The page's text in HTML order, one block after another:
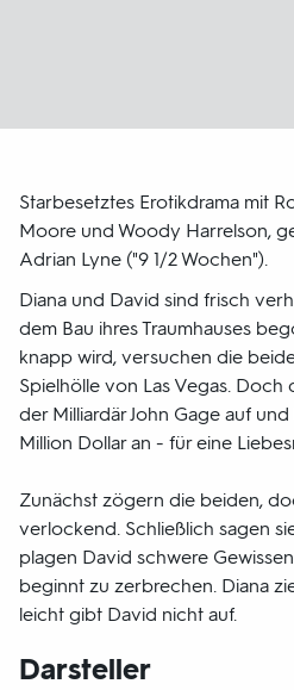
Starbesetztes Erotikdrama mit
Moore und Woody Harrelson,
Adrian Lyne ("9 1/2 Wochen").
Diana und David sind frisch
dem Bau ihres Traumhauses
knapp wird, versuchen die
Spielhölle von Las Vegas. Doch
der Milliardär John Gage auf
Million Dollar an - für eine
Zunächst zögern die beiden,
verlockend. Schließlich sagen
plagen David schwere
beginnt zu zerbrechen. Diana
leicht gibt David nicht auf.
Darsteller